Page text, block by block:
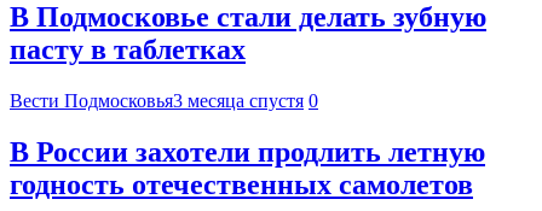
В Подмосковье стали делать зубную
пасту в таблетках
Вести Подмосковья3 месяца спустя 0
В России захотели продлить летную
годность отечественных самолетов